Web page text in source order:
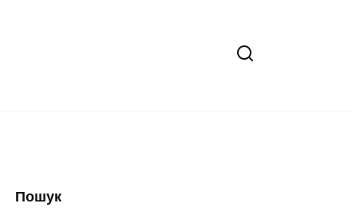
Пошук